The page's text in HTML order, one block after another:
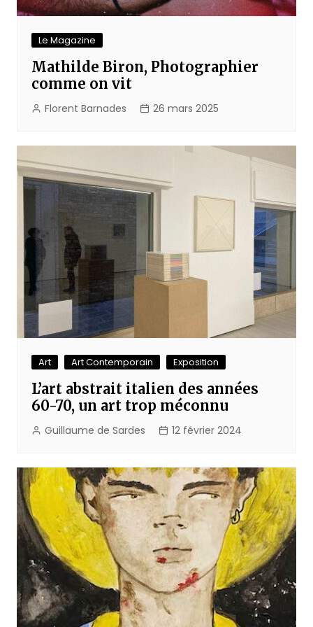
Le Magazine
Mathilde Biron, Photographier
comme on vit
Florent Barnades 26 mars 2025
Art Art Contemporain Exposition
L’art abstrait italien des années
60-70, un art trop méconnu
Guillaume de Sardes 12 février 2024